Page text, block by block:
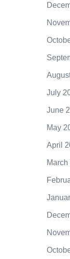
July
June
May
April